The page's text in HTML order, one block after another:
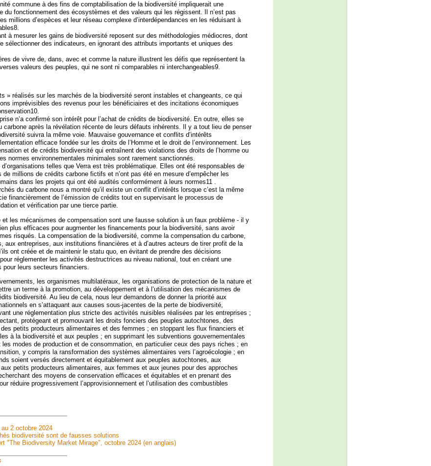
commune à des fins de comptabilisation de la biodiversité impliquerait une
du fonctionnement des écosystèmes et des valeurs qui les régissent. Il n’est pas
millions d’espèces et leur réseau complexe d’interdépendances en les réduisant à
à mesurer les gains de biodiversité reposent sur des méthodologies médiocres, dont
sélectionner des indicateurs, en ignorant des attributs importants et uniques des
de vivre de, dans, avec et comme la nature illustrent les défis que représentent la
valeurs des peuples, qui ne sont ni comparables ni interchangeables9.
» réalisés sur les marchés de la biodiversité seront instables et changeants, ce qui
imprévisibles des revenus pour les bénéficiaires et des incitations économiques
n’a confirmé son intérêt pour l’achat de crédits de biodiversité. En outre, elles se
carbone après la révélation récente de leurs défauts inhérents. Il y a tout lieu de penser
suivra la même voie. Mauvaise gouvernance et conflits d’intérêts
efficace fondée sur les droits de l’Homme et le droit de l’environnement. Les
et de crédits biodiversité qui entraînent des violations des droits de l’homme ou
normes environnementales minimales sont rarement sanctionnés.
d’organisations telles que Verra est très problématique. Elles ont été responsables de
de millions de crédits carbone fictifs et n’ont pas été en mesure d’empêcher les
dans les projets qui ont été audités conformément à leurs normes11 .
du carbone nous a montré qu’il existe un conflit d’intérêts lorsque c’est la même
financièrement de l’émission de crédits tout en supervisant le processus de
et vérification par une tierce partie.
et les mécanismes de compensation sont une fausse solution à un faux problème - il y
plus efficaces pour augmenter les financements pour la biodiversité, sans avoir
risqués. La compensation de la biodiversité, comme la compensation du carbone,
aux entreprises, aux institutions financières et à d’autres acteurs de tirer profit de la
ont créée et de maintenir le statu quo, en évitant de prendre des décisions
réglementer les activités destructrices au niveau national, tout en créant une
pour leurs secteurs financiers.
les organismes multilatéraux, les organisations de protection de la nature et
un terme à la promotion, au développement et à l’utilisation des mécanismes de
biodiversité. Au lieu de cela, nous leur demandons de donner la priorité aux
en s’attaquant aux causes sous-jacentes de la perte de biodiversité,
une réglementation plus stricte des activités nuisibles réalisées par les entreprises ;
protégeant et promouvant les droits fonciers des peuples autochtones, des
petits producteurs alimentaires et des femmes ; en stoppant les flux financiers et
à la biodiversité et aux peuples ; en supprimant les subventions gouvernementales
modes de production et de consommation, en particulier ceux des pays riches ; en
y compris la ransformation des systèmes alimentaires vers l’agroécologie ; en
soient versés directement et équitablement aux peuples autochtones, aux
petits producteurs alimentaires, aux femmes et aux jeunes pour des approches
des moyens de conservation efficaces et équitables et en prenant des
réduire progressivement l’approvisionnement et l’utilisation des combustibles
au 2 octobre 2024
biodiversité sont de fausses solutions
"The Biodiversity Market Mirage", octobre 2024 (en anglais)